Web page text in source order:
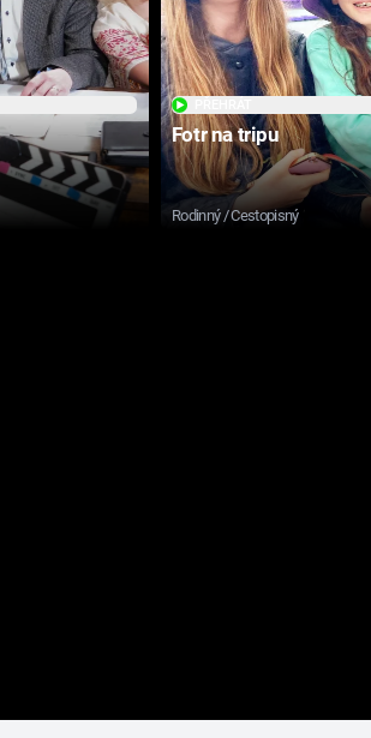
Fotr na tripu
Rodinný / Cestopisný